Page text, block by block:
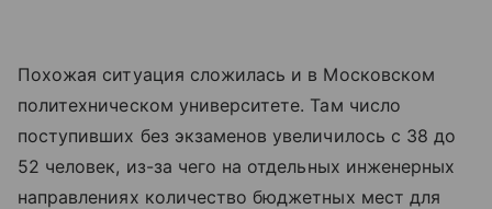
Похожая ситуация сложилась и в Московском
политехническом университете. Там число
поступивших без экзаменов увеличилось с 38 до
52 человек, из-за чего на отдельных инженерных
направлениях количество бюджетных мест для